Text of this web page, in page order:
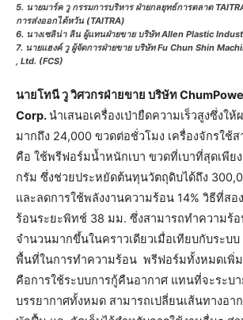
5. นายมาร์ค วู กรรมการบริหาร ฝ่ายกลยุทธ์การตลาด
การส่งออกไต้หวัน (TAITRA)
6. นางเซลิน่า ลิน ผู้แทนฝ่ายขาย บริษัท Allen Plastic
7. นายแฮงค์ วู ผู้จัดการฝ่ายขาย บริษัท Fu Chun Shin
, Ltd. (FCS)
นายโทนี วู วิศวกรฝ่ายขาย บริษัท
Corp.นำเสนอเครื่องเป่ายืดความเร็วสูงซึ่งใ
มากถึง 24,000 ขวดต่อชั่วโมง เครื่องจักรใช้
คือ ใช้พรีฟอร์มน้ำหนักเบา ขวดที่เบาที่สุดเพีย
กรัม ซึ่งช่วยประหยัดต้นทุนวัตถุดิบได้ถึง
และลดการใช้พลังงานความร้อน 14% วิธีที่สอ
ร้อนระยะพิทช์ 38 มม. ซึ่งสามารถทำความร้
จำนวนมากขึ้นในคราวเดียวเมื่อเทียบกับระบ
พื้นที่ในการทำความร้อน พรีฟอร์มทั้งหมดเพิ่
คือการใช้ระบบการกู้คืนอากาศ แทนที่จะระบ
บรรยากาศทั้งหมด สามารถเปลี่ยนเส้นทางอา